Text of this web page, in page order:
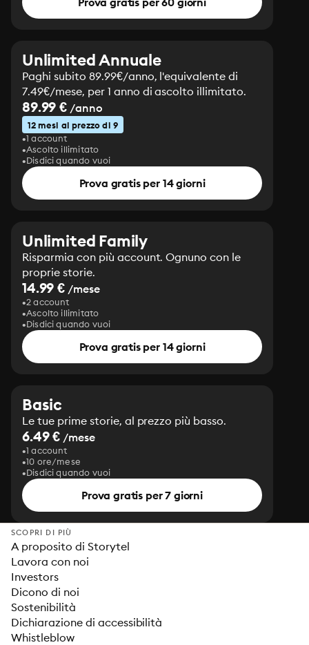
lettore compreso.
Unlimited Annuale
Paghi subito 89.99€/anno, l'equivalente di
7.49€/mese, per 1 anno di ascolto illimitato.
89.99 € /anno
12 mesi al prezzo di 9
1 account
Ascolto illimitato
Disdici quando vuoi
Prova gratis per 14 giorni
Unlimited Family
Risparmia con più account. Ognuno con le
proprie storie.
14.99 € /mese
2 account
Ascolto illimitato
Disdici quando vuoi
Prova gratis per 14 giorni
Basic
Le tue prime storie, al prezzo più basso.
6.49 € /mese
1 account
10 ore/mese
Disdici quando vuoi
Prova gratis per 7 giorni
SCOPRI DI PIÙ
A proposito di Storytel
Lavora con noi
Investors
Dicono di noi
Sostenibilità
Dichiarazione di accessibilità
Whistleblow